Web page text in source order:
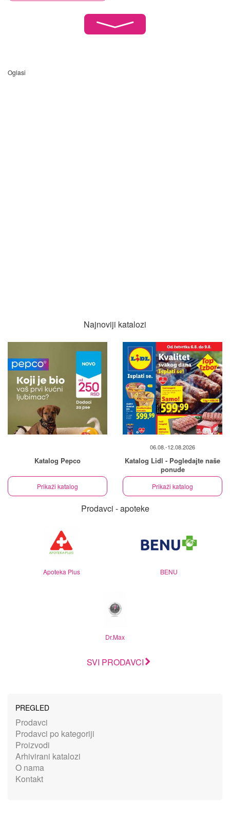
Oglasi
Najnoviji katalozi
Katalog Pepco
Prikaži katalog
06.08.-12.08.2026
Katalog Lidl - Pogledajte naše
ponude
Prikaži katalog
Prodavci - apoteke
Apoteka Plus BENU
Dr.Max
SVI PRODAVCI
PREGLED
Prodavci
Prodavci po kategoriji
Proizvodi
Arhivirani katalozi
O nama
Kontakt